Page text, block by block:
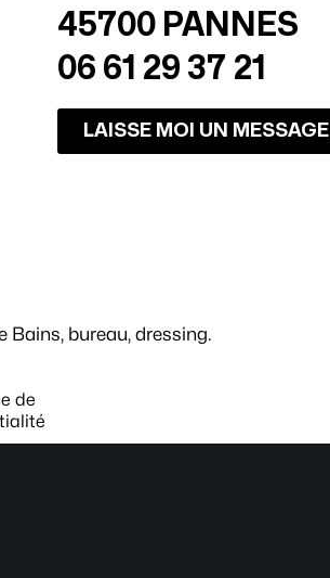
45700 PANNES
06 61 29 37 21
LAISSE MOI UN MESSAGE
Bains, bureau, dressing.
de